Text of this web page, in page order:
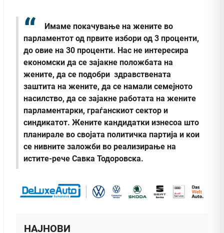
Имаме покачување на жените во
парламентот од првите избори од 3 проценти,
до овие на 30 проценти. Нас не интересира
економски да се зајакне положбата на
женитe, да се подобри здравствената
заштита на жените, да се намали семејното
насилство, да се зајакне работата на жените
парламентарки, граѓанскиот сектор и
синдикатот. Жените кандидатки изнесоа што
планирале во својата политичка партија и кои
се нивните заложби во рeализирање на
истите-рече Савка Тодоровска.
НАЈНОВИ